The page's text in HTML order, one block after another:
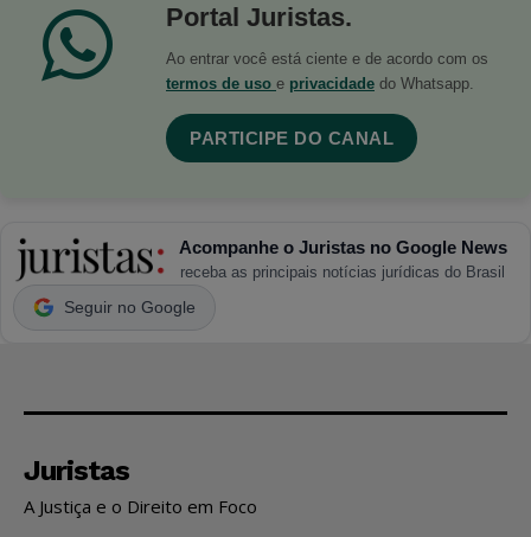
Portal Juristas.
Ao entrar você está ciente e de acordo com os
termos de uso e privacidade do Whatsapp.
PARTICIPE DO CANAL
Acompanhe o Juristas no Google News
receba as principais notícias jurídicas do Brasil
Seguir no Google
Juristas
A Justiça e o Direito em Foco